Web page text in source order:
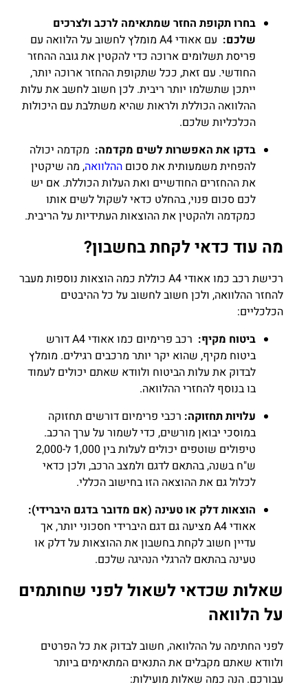
בחרו תקופת החזר שמתאימה לרכב ולצרכים
שלכם:
עם אאודי A4 מומלץ לחשוב על הלוואה עם
פריסת תשלומים ארוכה כדי להקטין את גובה ההחזר
החודשי. עם זאת, ככל שתקופת ההחזר ארוכה יותר,
ייתכן שתשלמו יותר ריבית. לכן חשוב לחשב את עלות
ההלוואה הכוללת ולראות שהיא משתלבת עם היכולות
הכלכליות שלכם.
בדקו את האפשרות לשים מקדמה: מקדמה יכולה
להפחית משמעותית את סכום ההלוואה, מה שיקטין
את ההחזרים החודשיים ואת העלות הכוללת. אם יש
לכם סכום פנוי, בהחלט כדאי לשקול לשים אותו
כמקדמה ולהקטין את ההוצאות העתידיות על הריבית.
מה עוד כדאי לקחת בחשבון?
רכישת רכב כמו אאודי A4 כוללת כמה הוצאות נוספות מעבר
להחזר ההלוואה, ולכן חשוב לחשוב על כל ההיבטים
הכלכליים:
ביטוח מקיף:
רכב פרימיום כמו אאודי A4 דורש
ביטוח מקיף, שהוא יקר יותר מרכבים רגילים. מומלץ
לבדוק את עלות הביטוח ולוודא שאתם יכולים לעמוד
בו בנוסף להחזרי ההלוואה.
עלויות תחזוקה: רכבי פרימיום דורשים תחזוקה
במוסכי יבואן מורשים, כדי לשמור על ערך הרכב.
טיפולים שוטפים יכולים לעלות בין 1,000 ל-2,000
ש"ח בשנה, בהתאם לדגם ולמצב הרכב, ולכן כדאי
לכלול גם את ההוצאה הזו בחישוב הכללי.
הוצאות דלק או טעינה (אם מדובר בדגם היברידי):
אאודי A4 מציעה גם דגם היברידי חסכוני יותר, אך
עדיין חשוב לקחת בחשבון את ההוצאות על דלק או
טעינה בהתאם להרגלי הנהיגה שלכם.
שאלות שכדאי לשאול לפני שחותמים
על הלוואה
לפני החתימה על ההלוואה, חשוב לבדוק את כל הפרטים
ולוודא שאתם מקבלים את התנאים המתאימים ביותר
עבורכם. הנה כמה שאלות מועילות: